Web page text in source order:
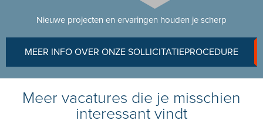
Nieuwe projecten en ervaringen houden je scherp
MEER INFO OVER ONZE SOLLICITATIEPROCEDURE
Meer vacatures die je misschien
interessant vindt